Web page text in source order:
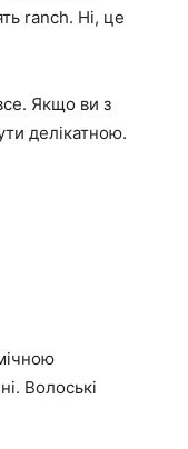
ranch. Ні, це
Якщо ви з
делікатною.
Волоські